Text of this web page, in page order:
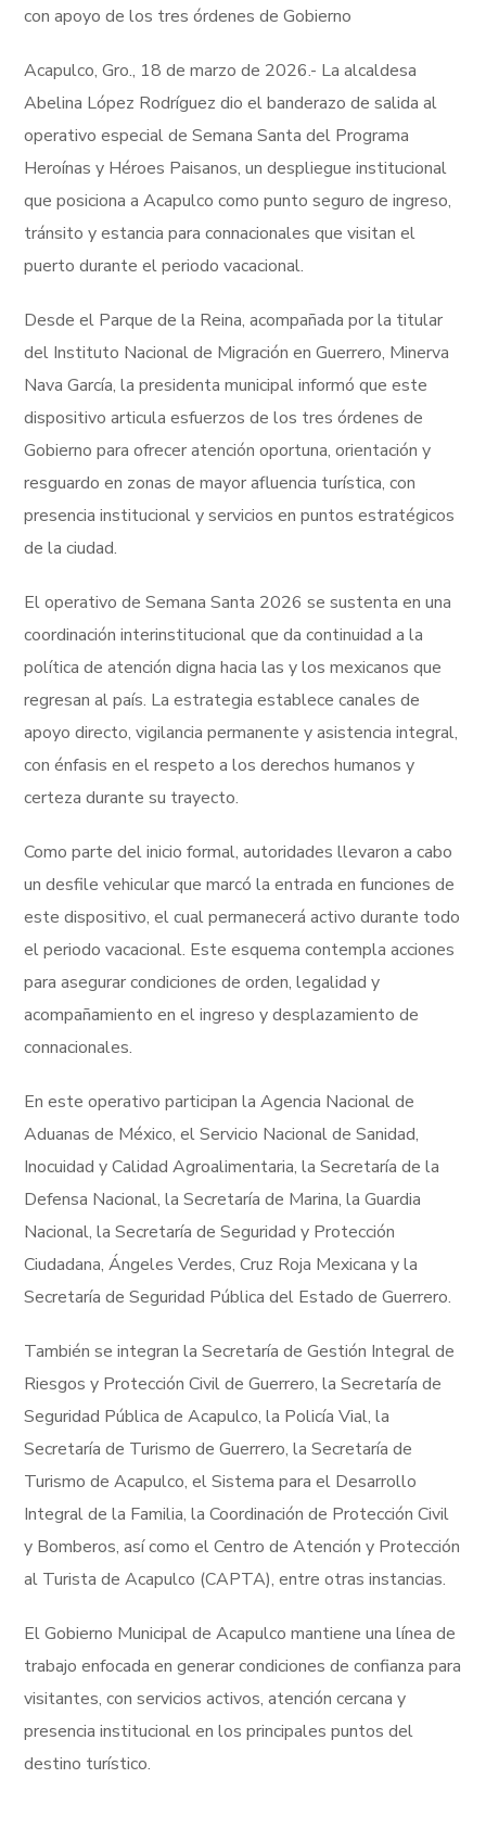
con apoyo de los tres órdenes de Gobierno
Acapulco, Gro., 18 de marzo de 2026.- La alcaldesa
Abelina López Rodríguez dio el banderazo de salida al
operativo especial de Semana Santa del Programa
Heroínas y Héroes Paisanos, un despliegue institucional
que posiciona a Acapulco como punto seguro de ingreso,
tránsito y estancia para connacionales que visitan el
puerto durante el periodo vacacional.
Desde el Parque de la Reina, acompañada por la titular
del Instituto Nacional de Migración en Guerrero, Minerva
Nava García, la presidenta municipal informó que este
dispositivo articula esfuerzos de los tres órdenes de
Gobierno para ofrecer atención oportuna, orientación y
resguardo en zonas de mayor afluencia turística, con
presencia institucional y servicios en puntos estratégicos
de la ciudad.
El operativo de Semana Santa 2026 se sustenta en una
coordinación interinstitucional que da continuidad a la
política de atención digna hacia las y los mexicanos que
regresan al país. La estrategia establece canales de
apoyo directo, vigilancia permanente y asistencia integral,
con énfasis en el respeto a los derechos humanos y
certeza durante su trayecto.
Como parte del inicio formal, autoridades llevaron a cabo
un desfile vehicular que marcó la entrada en funciones de
este dispositivo, el cual permanecerá activo durante todo
el periodo vacacional. Este esquema contempla acciones
para asegurar condiciones de orden, legalidad y
acompañamiento en el ingreso y desplazamiento de
connacionales.
En este operativo participan la Agencia Nacional de
Aduanas de México, el Servicio Nacional de Sanidad,
Inocuidad y Calidad Agroalimentaria, la Secretaría de la
Defensa Nacional, la Secretaría de Marina, la Guardia
Nacional, la Secretaría de Seguridad y Protección
Ciudadana, Ángeles Verdes, Cruz Roja Mexicana y la
Secretaría de Seguridad Pública del Estado de Guerrero.
También se integran la Secretaría de Gestión Integral de
Riesgos y Protección Civil de Guerrero, la Secretaría de
Seguridad Pública de Acapulco, la Policía Vial, la
Secretaría de Turismo de Guerrero, la Secretaría de
Turismo de Acapulco, el Sistema para el Desarrollo
Integral de la Familia, la Coordinación de Protección Civil
y Bomberos, así como el Centro de Atención y Protección
al Turista de Acapulco (CAPTA), entre otras instancias.
El Gobierno Municipal de Acapulco mantiene una línea de
trabajo enfocada en generar condiciones de confianza para
visitantes, con servicios activos, atención cercana y
presencia institucional en los principales puntos del
destino turístico.